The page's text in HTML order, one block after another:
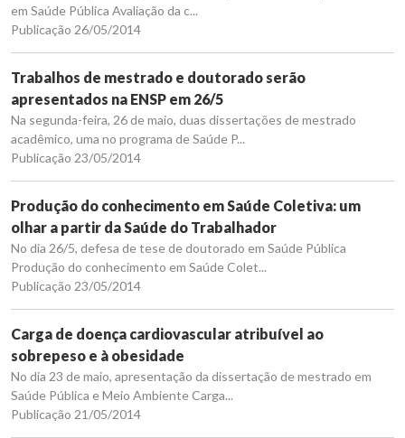
em Saúde Pública Avaliação da c...
Publicação 26/05/2014
Trabalhos de mestrado e doutorado serão
apresentados na ENSP em 26/5
Na segunda-feira, 26 de maio, duas dissertações de mestrado
acadêmico, uma no programa de Saúde P...
Publicação 23/05/2014
Produção do conhecimento em Saúde Coletiva: um
olhar a partir da Saúde do Trabalhador
No dia 26/5, defesa de tese de doutorado em Saúde Pública
Produção do conhecimento em Saúde Colet...
Publicação 23/05/2014
Carga de doença cardiovascular atribuível ao
sobrepeso e à obesidade
No dia 23 de maio, apresentação da dissertação de mestrado em
Saúde Pública e Meio Ambiente Carga...
Publicação 21/05/2014